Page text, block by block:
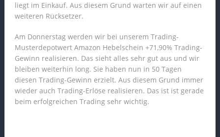
liegt im Einkauf. Aus diesem Grund warten wir auf einen
weiteren Rücksetzer.
Am Donnerstag werden wir bei unserem Trading-
Musterdepotwert Amazon Hebelschein +71,90% Trading-
Gewinn realisieren. Das sieht alles sehr gut aus und wir
bleiben weiterhin long. Sie haben nun in 50 Tagen
diesen Trading-Gewinn erzielt. Aus diesem Grund immer
wieder auch Trading-Erlöse realisieren. Das ist ist gerade
beim erfolgreichen Trading sehr wichtig.